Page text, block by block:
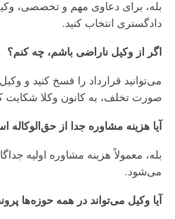
بله، برای دعاوی مهم و تخصصی،
دادگستری انتخاب کنید.
اگر از وکیل ناراضی باشم، چه کنم؟
می‌توانید قرارداد را فسخ کنید و
صورت تخلف، به کانون وکلا شکایت
آیا هزینه مشاوره جدا از حق‌الوکاله
بله، معمولاً هزینه مشاوره اولیه
می‌شود.
آیا وکیل می‌تواند در همه حوزه‌ها